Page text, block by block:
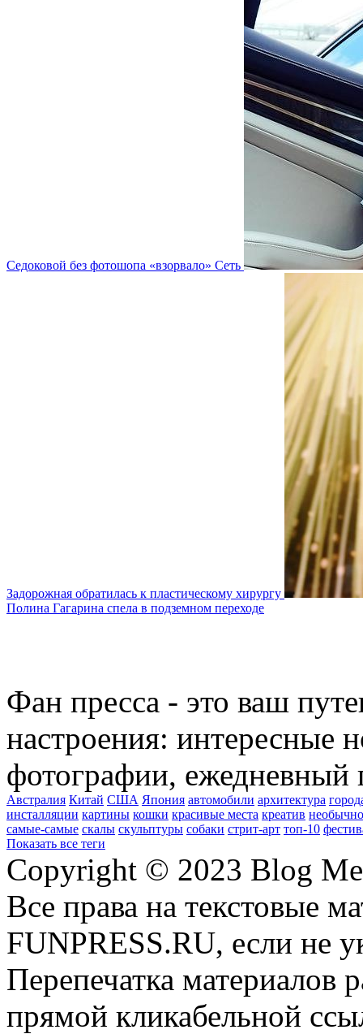
Седоковой без фотошопа «взорвало» Сеть
Задорожная обратилась к пластическому хирургу
Полина Гагарина спела в подземном переходе
Фан пресса - это ваш
настроения: интересные
фотографии, ежедневный
Австралия Китай США Япония автомобили архитектура
инсталляции картины кошки красивые места креатив
самые-самые скалы скульптуры собаки стрит-арт топ-10
Показать все теги
Copyright © 2023 Blog
Все права на текстовые
FUNPRESS.RU, если не
Перепечатка материалов
прямой кликабельной